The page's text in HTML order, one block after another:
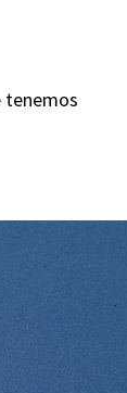
tenemos